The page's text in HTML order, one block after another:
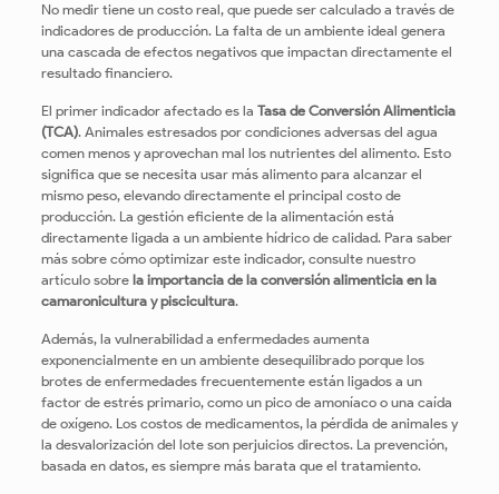
No medir tiene un costo real, que puede ser calculado a través de
indicadores de producción. La falta de un ambiente ideal genera
una cascada de efectos negativos que impactan directamente el
resultado financiero.
El primer indicador afectado es la Tasa de Conversión Alimenticia
(TCA). Animales estresados por condiciones adversas del agua
comen menos y aprovechan mal los nutrientes del alimento. Esto
significa que se necesita usar más alimento para alcanzar el
mismo peso, elevando directamente el principal costo de
producción. La gestión eficiente de la alimentación está
directamente ligada a un ambiente hídrico de calidad. Para saber
más sobre cómo optimizar este indicador, consulte nuestro
artículo sobre la importancia de la conversión alimenticia en la
camaronicultura y piscicultura.
Además, la vulnerabilidad a enfermedades aumenta
exponencialmente en un ambiente desequilibrado porque los
brotes de enfermedades frecuentemente están ligados a un
factor de estrés primario, como un pico de amoníaco o una caída
de oxígeno. Los costos de medicamentos, la pérdida de animales y
la desvalorización del lote son perjuicios directos. La prevención,
basada en datos, es siempre más barata que el tratamiento.